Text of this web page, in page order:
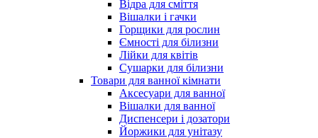
Відра для сміття
Вішалки і гачки
Горщики для рослин
Ємності для білизни
Лійки для квітів
Сушарки для білизни
Товари для ванної кімнати
Аксесуари для ванної
Вішалки для ванної
Диспенсери і дозатори
Йоржики для унітазу